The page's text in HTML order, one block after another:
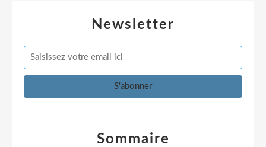
Newsletter
Sommaire